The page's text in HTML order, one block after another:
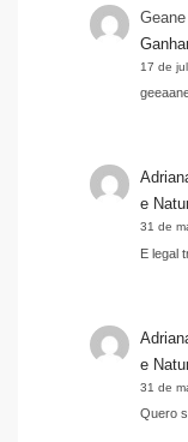
17 de
e
31 de
E legal
e
31 de
Quero